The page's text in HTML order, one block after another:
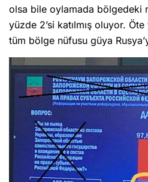
olsa bile oylamada bölgedeki
yüzde 2’si katılmış oluyor.
tüm bölge nüfusu güya